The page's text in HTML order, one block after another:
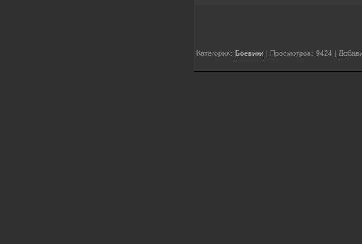
Категория: Боевики | Просмотров: 9424 |